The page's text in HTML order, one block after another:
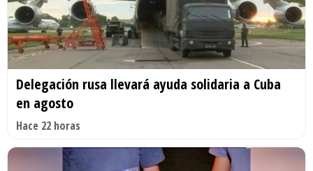
Delegación rusa llevará ayuda solidaria a Cuba
en agosto
Hace 22 horas